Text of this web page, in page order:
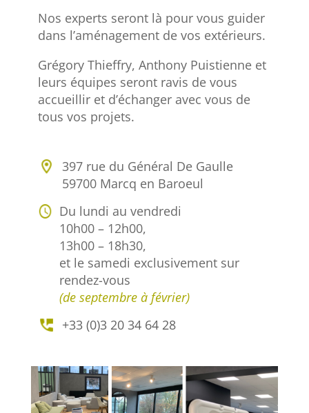
Nos experts seront là pour vous guider
dans l’aménagement de vos extérieurs.
Grégory Thieffry, Anthony Puistienne et
leurs équipes seront ravis de vous
accueillir et d’échanger avec vous de
tous vos projets.
397 rue du Général De Gaulle
59700 Marcq en Baroeul
Du lundi au vendredi
10h00 – 12h00,
13h00 – 18h30,
et le samedi exclusivement sur
rendez-vous
(de septembre à février)
+33 (0)3 20 34 64 28